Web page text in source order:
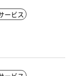
ービス